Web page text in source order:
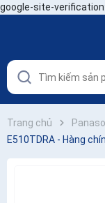
google-site-
Trang chủ
E510TDRA - Hàng